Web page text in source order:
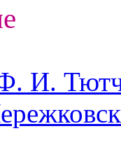
И.